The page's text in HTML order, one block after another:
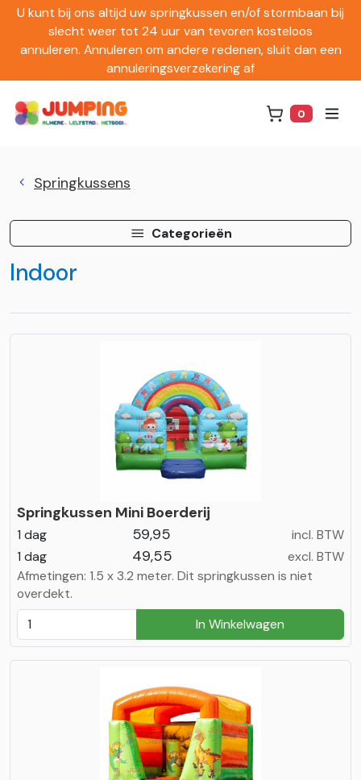
U kunt bij ons altijd uw springkussen en/of stormbaan bij
slecht weer tot 24 uur van tevoren kosteloos
annuleren. Annuleren om andere redenen, sluit dan een
annuleringsverzekering af
0
Springkussens
Categorieën
Indoor
Springkussen Mini Boerderij
1 dag 59,95
incl. BTW
1 dag
49,55
excl. BTW
Afmetingen: 1.5 x 3.2 meter. Dit springkussen is niet
overdekt.
In Winkelwagen